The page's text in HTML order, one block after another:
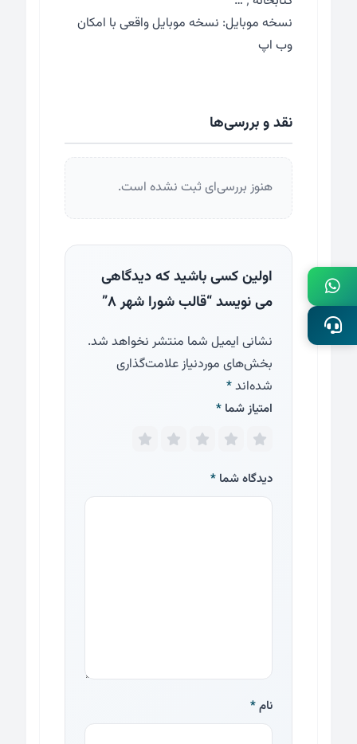
نسخه موبایل: نسخه موبایل واقعی با امکان
وب اپ
نقد و بررسی‌ها
هنوز بررسی‌ای ثبت نشده است.
اولین کسی باشید که دیدگاهی
می نویسد “قالب شورا شهر ۸”
نشانی ایمیل شما منتشر نخواهد شد.
بخش‌های موردنیاز علامت‌گذاری
شده‌اند*
امتیاز شما *
دیدگاه شما *
نام*